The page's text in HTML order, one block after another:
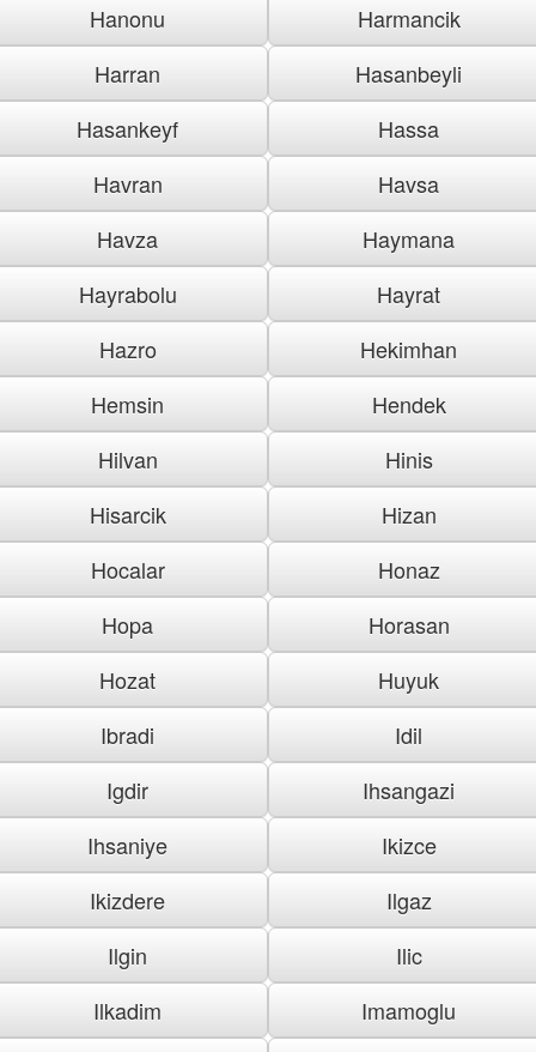
Hanonu
Harmancik
Harran
Hasanbeyli
Hasankeyf
Hassa
Havran
Havsa
Havza
Haymana
Hayrabolu
Hayrat
Hazro
Hekimhan
Hemsin
Hendek
Hilvan
Hinis
Hisarcik
Hizan
Hocalar
Honaz
Hopa
Horasan
Hozat
Huyuk
Ibradi
Idil
Igdir
Ihsangazi
Ihsaniye
Ikizce
Ikizdere
Ilgaz
Ilgin
Ilic
Ilkadim
Imamoglu